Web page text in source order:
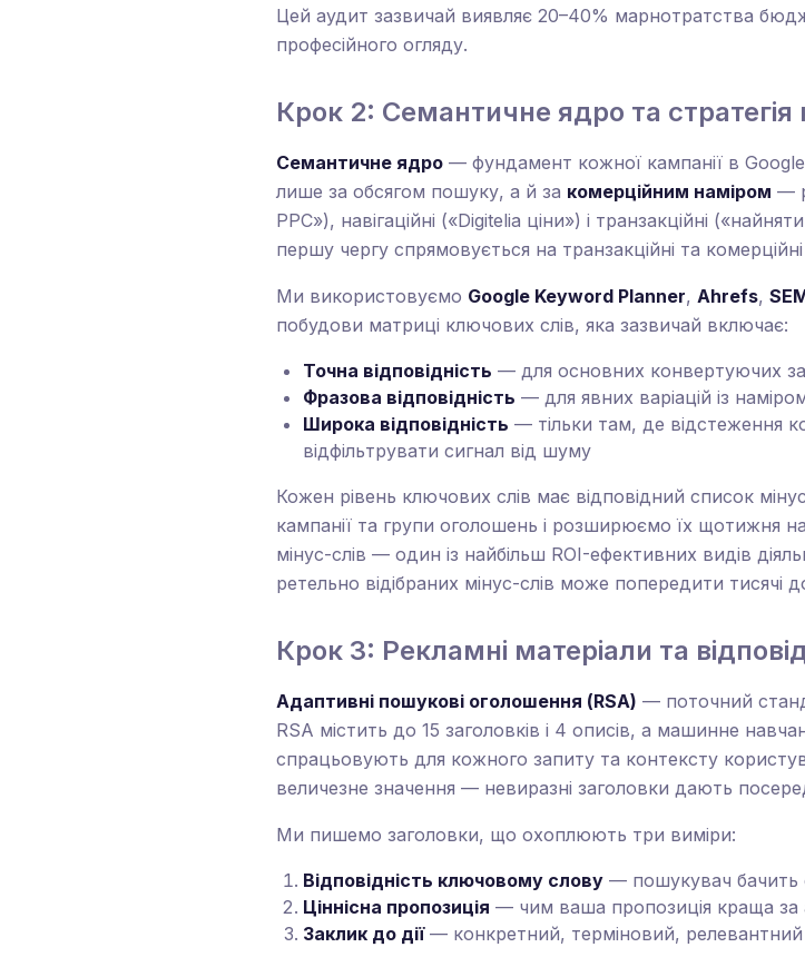
Цей аудит зазвичай виявляє 20–40% марнотратства
професійного огляду.
Крок 2: Семантичне ядро та стратегія
Семантичне ядро — фундамент кожної кампанії в
лише за обсягом пошуку, а й за комерційним наміром —
PPC»), навігаційні («Digitelia ціни») і транзакційні
першу чергу спрямовується на транзакційні та
Ми використовуємо Google Keyword Planner, Ahrefs,
побудови матриці ключових слів, яка зазвичай включає:
Точна відповідність — для основних конвертуючих
Фразова відповідність — для явних варіацій із
Широка відповідність — тільки там, де відстеження
відфільтрувати сигнал від шуму
Кожен рівень ключових слів має відповідний список
кампанії та групи оголошень і розширюємо їх щотижня на
мінус-слів — один із найбільш ROI-ефективних видів
ретельно відібраних мінус-слів може попередити тисячі
Крок 3: Рекламні матеріали та
Адаптивні пошукові оголошення (RSA) — поточний
RSA містить до 15 заголовків і 4 описів, а машинне
спрацьовують для кожного запиту та контексту
величезне значення — невиразні заголовки дають
Ми пишемо заголовки, що охоплюють три виміри:
Відповідність ключовому слову — пошукувач бачить
Ціннісна пропозиція — чим ваша пропозиція краща за
Заклик до дії— конкретний, терміновий,